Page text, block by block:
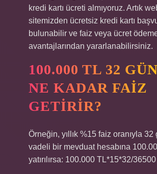
kredi kartı ücreti almıyoruz. Artık
sitemizden ücretsiz kredi kartı
bulunabilir ve faiz veya ücret
avantajlarından yararlanabilirsiniz.
100.000 TL 32
NE KADAR FAIZ
GETIRIR?
Örneğin, yıllık %15 faiz oranıyla 32
vadeli bir mevduat hesabına
yatırılırsa: 100.000 TL*15*32/